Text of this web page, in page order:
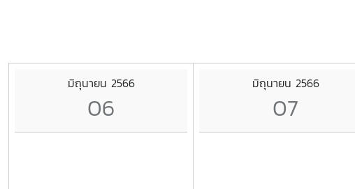
มิถุนายน 2566
06
มิถุนายน 2566
07